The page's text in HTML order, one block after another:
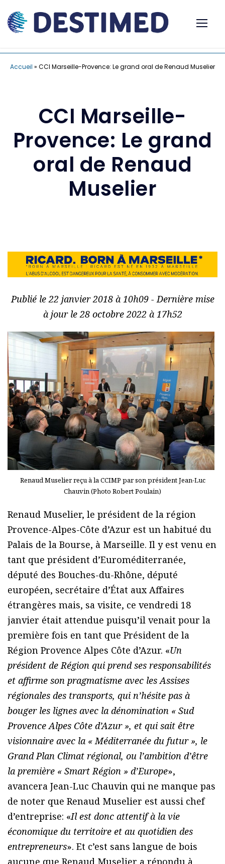
Accueil » CCI Marseille-Provence: Le grand oral de Renaud Muselier
CCI Marseille-
Provence: Le grand
oral de Renaud
Muselier
Publié le 22 janvier 2018 à 10h09 - Dernière mise
à jour le 28 octobre 2022 à 17h52
Renaud Muselier reçu à la CCIMP par son président Jean-Luc
Chauvin (Photo Robert Poulain)
Renaud Muselier, le président de la région
Provence-Alpes-Côte d’Azur est un habitué du
Palais de la Bourse, à Marseille. Il y est venu en
tant que président d’Euroméditerranée,
député des Bouches-du-Rhône, député
européen, secrétaire d’État aux Affaires
étrangères mais, sa visite, ce vendredi 18
janvier était attendue puisqu’il venait pour la
première fois en tant que Président de la
Région Provence Alpes Côte d’Azur. «Un
président de Région qui prend ses responsabilités
et affirme son pragmatisme avec les Assises
régionales des transports, qui n’hésite pas à
bouger les lignes avec la dénomination « Sud
Provence Alpes Côte d’Azur », et qui sait être
visionnaire avec la « Méditerranée du futur », le
Grand Plan Climat régional, ou l’ambition d’être
la première « Smart Région » d’Europe»,
avancera Jean-Luc Chauvin qui ne manque pas
de noter que Renaud Muselier est aussi chef
d’entreprise: «Il est donc attentif à la vie
économique du territoire et au quotidien des
entrepreneurs». Et c’est sans langue de bois
aucune que Renaud Muselier a répondu à